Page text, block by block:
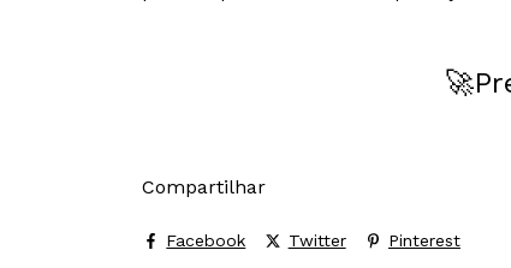
Compartilhar
Facebook Twitter Pinterest